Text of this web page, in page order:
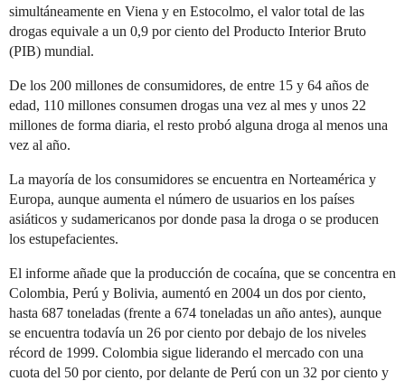
simultáneamente en Viena y en Estocolmo, el valor total de las
drogas equivale a un 0,9 por ciento del Producto Interior Bruto
(PIB) mundial.
De los 200 millones de consumidores, de entre 15 y 64 años de
edad, 110 millones consumen drogas una vez al mes y unos 22
millones de forma diaria, el resto probó alguna droga al menos una
vez al año.
La mayoría de los consumidores se encuentra en Norteamérica y
Europa, aunque aumenta el número de usuarios en los países
asiáticos y sudamericanos por donde pasa la droga o se producen
los estupefacientes.
El informe añade que la producción de cocaína, que se concentra en
Colombia, Perú y Bolivia, aumentó en 2004 un dos por ciento,
hasta 687 toneladas (frente a 674 toneladas un año antes), aunque
se encuentra todavía un 26 por ciento por debajo de los niveles
récord de 1999. Colombia sigue liderando el mercado con una
cuota del 50 por ciento, por delante de Perú con un 32 por ciento y